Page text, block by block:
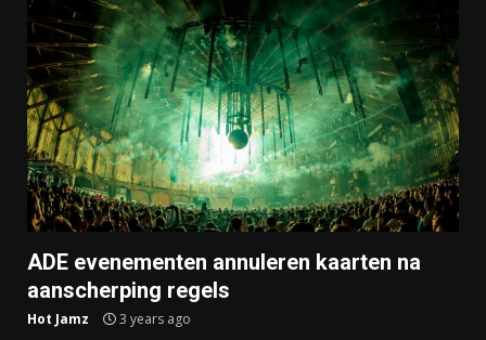
ADE evenementen annuleren kaarten na
aanscherping regels
Hot Jamz 3 years ago